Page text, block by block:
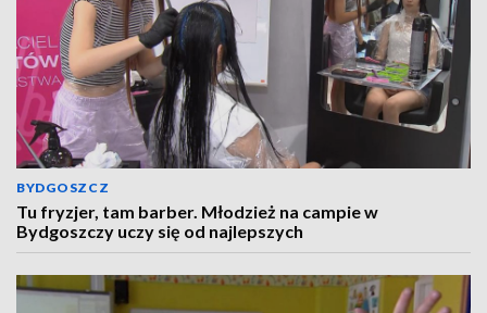
BYDGOSZCZ
Tu fryzjer, tam barber. Młodzież na campie w
Bydgoszczy uczy się od najlepszych